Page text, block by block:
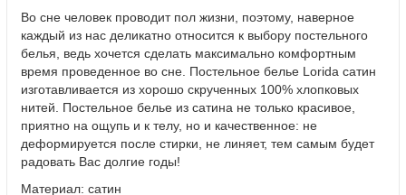
Во сне человек проводит пол жизни, поэтому, наверное
каждый из нас деликатно относится к выбору постельного
белья, ведь хочется сделать максимально комфортным
время проведенное во сне. Постельное белье Lorida сатин
изготавливается из хорошо скрученных 100% хлопковых
нитей. Постельное белье из сатина не только красивое,
приятно на ощупь и к телу, но и качественное: не
деформируется после стирки, не линяет, тем самым будет
радовать Вас долгие годы!
Материал: сатин